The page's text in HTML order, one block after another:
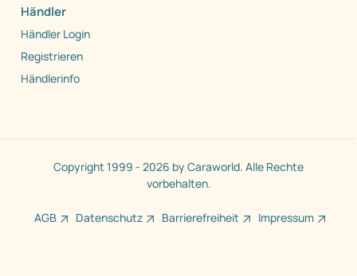
Händler
Händler Login
Registrieren
Händlerinfo
Copyright 1999 - 2026 by Caraworld. Alle Rechte
vorbehalten.
AGB Datenschutz Barrierefreiheit Impressum